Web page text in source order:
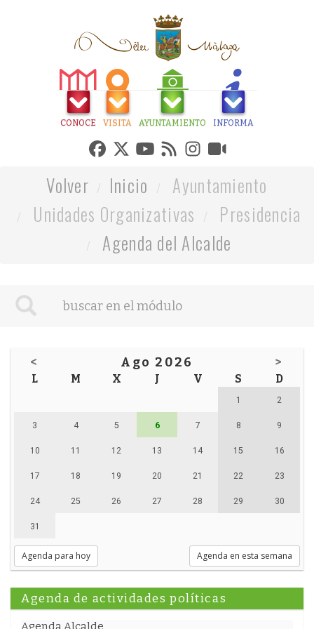
CONOCE VISITA AYUNTAMIENTO INFORMA
Volver Inicio
Ayuntamiento
Unidades Organizativas
Presidencia
Agenda del Alcalde
< Ago 2026 >
L M X J V S D
1 2
3 4 5 6 7 8 9
10 11 12 13 14 15 16
17 18 19 20 21 22 23
24 25 26 27 28 29 30
31
Agenda para hoy Agenda en esta semana
Agenda de actividades políticas
Agenda Alcalde